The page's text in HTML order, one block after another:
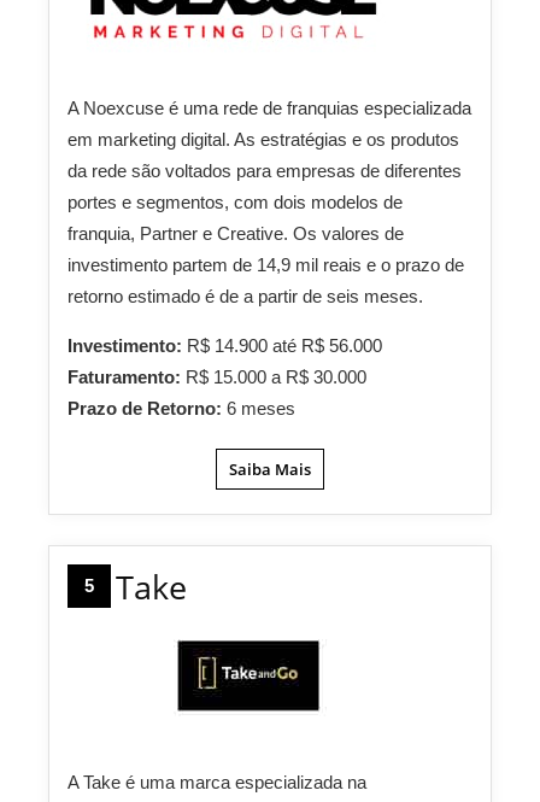
A Noexcuse é uma rede de franquias especializada
em marketing digital. As estratégias e os produtos
da rede são voltados para empresas de diferentes
portes e segmentos, com dois modelos de
franquia, Partner e Creative. Os valores de
investimento partem de 14,9 mil reais e o prazo de
retorno estimado é de a partir de seis meses.
Investimento: R$ 14.900 até R$ 56.000
Faturamento: R$ 15.000 a R$ 30.000
Prazo de Retorno: 6 meses
Saiba Mais
5 Take
A Take é uma marca especializada na